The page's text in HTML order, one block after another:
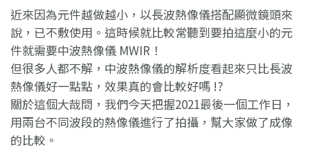
近來因為元件越做越小，以長波熱像儀搭配顯微鏡頭來
說，已不敷使用。這時候就比較常聽到要拍這麼小的元
件就需要中波熱像儀 MWIR！
但很多人都不解，中波熱像儀的解析度看起來只比長波
熱像儀好一點點，效果真的會比較好嗎 !?
關於這個大哉問，我們今天把握2021最後一個工作日，
用兩台不同波段的熱像儀進行了拍攝，幫大家做了成像
的比較。